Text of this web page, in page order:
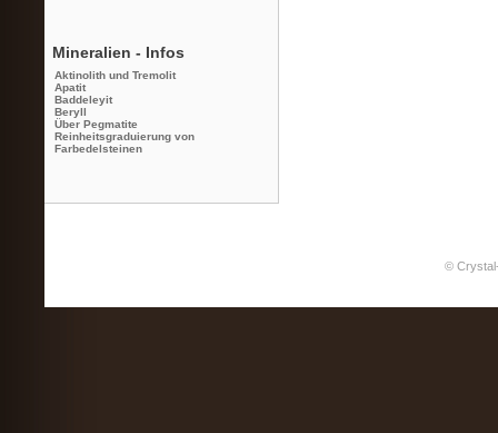
Mineralien - Infos
Aktinolith und Tremolit
Apatit
Baddeleyit
Beryll
Über Pegmatite
Reinheitsgraduierung von
Farbedelsteinen
©